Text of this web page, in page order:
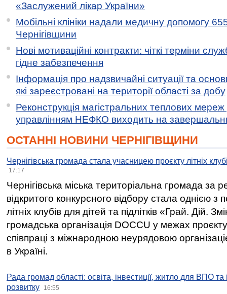
«Заслужений лікар України»
Мобільні клініки надали медичну допомогу
Чернігівщини
Нові мотиваційні контракти: чіткі терміни
гідне забезпечення
Інформація про надзвичайні ситуації та
які зареєстровані на території області за добу
Реконструкція магістральних теплових мереж
управлінням НЕФКО виходить на
ОСТАННІ НОВИНИ ЧЕРНІГІВЩИНИ
Чернігівська громада стала учасницею проєкту літніх
17:17
Чернігівська міська територіальна громада за
відкритого конкурсного відбору стала однією
літніх клубів для дітей та підлітків «Грай. Дій.
громадська організація DOCCU у межах
співпраці з міжнародною неурядовою
в Україні.
Рада громад області: освіта, інвестиції, житло для ВПО
розвитку
16:55